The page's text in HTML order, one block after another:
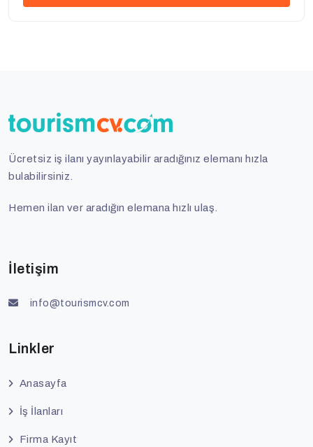
Ücretsiz iş ilanı yayınlayabilir aradığınız elemanı hızla
bulabilirsiniz.
Hemen ilan ver aradığın elemana hızlı ulaş.
İletişim
info@tourismcv.com
Linkler
Anasayfa
İş İlanları
Firma Kayıt